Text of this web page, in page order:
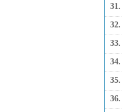
31.
32.
33.
34.
35.
36.